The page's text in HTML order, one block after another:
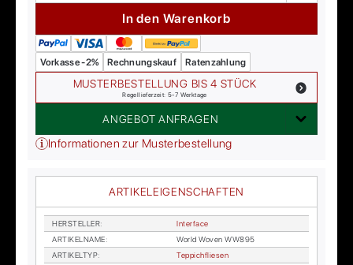
In den Warenkorb
Vorkasse -2% Rechnungskauf Ratenzahlung
MUSTERBESTELLUNG BIS 4 STÜCK
Regellieferzeit: 5-7 Werktage
ANGEBOT ANFRAGEN
Informationen zur Musterbestellung
ARTIKELEIGENSCHAFTEN
HER­STEL­LER:
In­ter­face
AR­TI­KEL­NA­ME:
World Wo­ven WW895
AR­TI­KEL­TYP:
Tep­pich­flie­sen